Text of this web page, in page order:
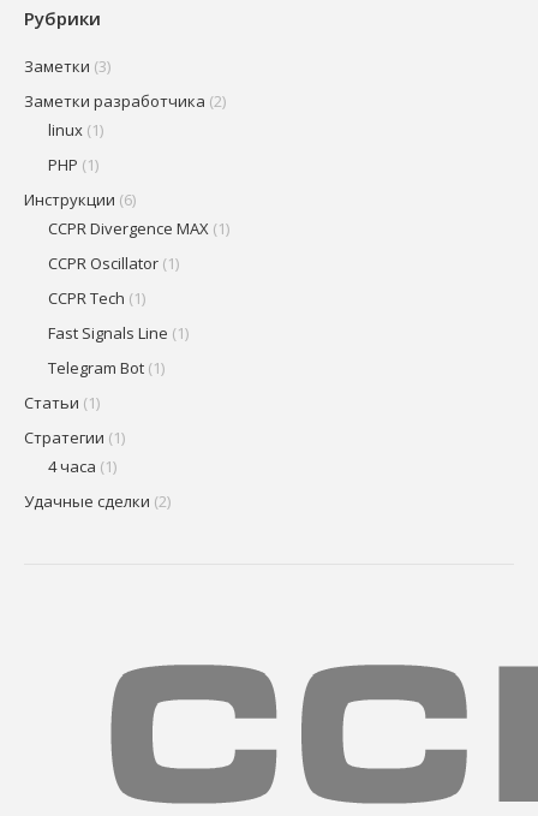
Рубрики
Заметки (3)
Заметки разработчика (2)
linux (1)
PHP (1)
Инструкции (6)
CCPR Divergence MAX (1)
CCPR Oscillator (1)
CCPR Tech (1)
Fast Signals Line (1)
Telegram Bot (1)
Статьи (1)
Стратегии (1)
4 часа (1)
Удачные сделки (2)